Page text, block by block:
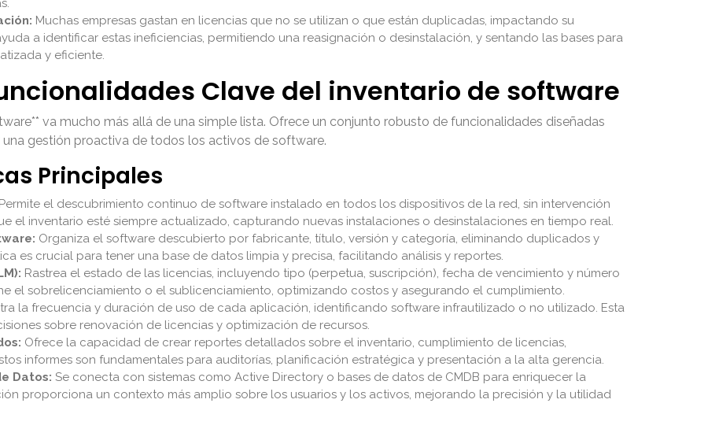
Muchas empresas gastan en licencias que no se utilizan o que están duplicadas, impactando su
a identificar estas ineficiencias, permitiendo una reasignación o desinstalación, y sentando las bases para
y eficiente.
Clave del inventario de software
va mucho más allá de una simple lista. Ofrece un conjunto robusto de funcionalidades diseñadas
gestión proactiva de todos los activos de software.
Principales
Permite el descubrimiento continuo de software instalado en todos los dispositivos de la red, sin intervención
el inventario esté siempre actualizado, capturando nuevas instalaciones o desinstalaciones en tiempo real.
Organiza el software descubierto por fabricante, título, versión y categoría, eliminando duplicados y
es crucial para tener una base de datos limpia y precisa, facilitando análisis y reportes.
Rastrea el estado de las licencias, incluyendo tipo (perpetua, suscripción), fecha de vencimiento y número
el sobrelicenciamiento o el sublicenciamiento, optimizando costos y asegurando el cumplimiento.
la frecuencia y duración de uso de cada aplicación, identificando software infrautilizado o no utilizado. Esta
sobre renovación de licencias y optimización de recursos.
Ofrece la capacidad de crear reportes detallados sobre el inventario, cumplimiento de licencias,
informes son fundamentales para auditorías, planificación estratégica y presentación a la alta gerencia.
Datos: Se conecta con sistemas como Active Directory o bases de datos de CMDB para enriquecer la
proporciona un contexto más amplio sobre los usuarios y los activos, mejorando la precisión y la utilidad